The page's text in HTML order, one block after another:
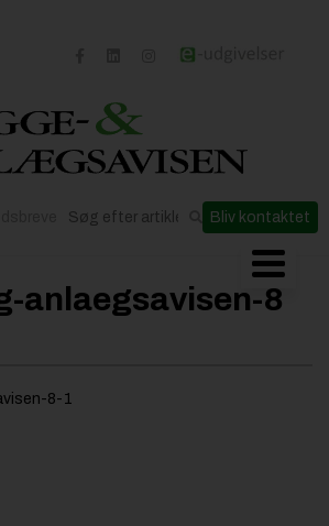
Bliv kontaktet
anlaegsavisen-8
8-1